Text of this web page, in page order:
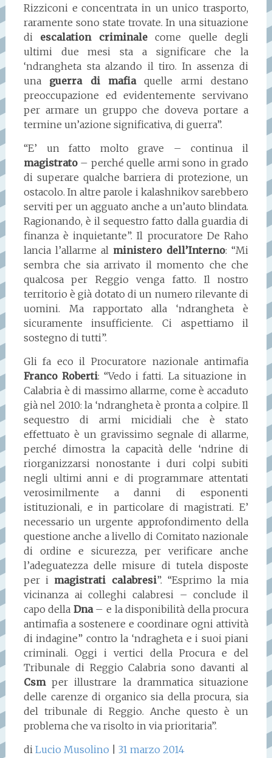
Rizziconi e concentrata in un unico trasporto,
raramente sono state trovate. In una situazione
diescalation criminalecome quelle degli
ultimi due mesi sta a significare che la
‘ndrangheta sta alzando il tiro. In assenza di
una guerra di mafiaquelle armi destano
preoccupazione ed evidentemente servivano
per armare un gruppo che doveva portare a
termine un’azione significativa, di guerra”.
“E’ un fatto molto grave – continua il
magistrato– perché quelle armi sono in grado
di superare qualche barriera di protezione, un
ostacolo. In altre parole i kalashnikov sarebbero
serviti per un agguato anche a un’auto blindata.
Ragionando, è il sequestro fatto dalla guardia di
finanza è inquietante”. Il procuratore De Raho
lancia l’allarme alministero dell’Interno: “Mi
sembra che sia arrivato il momento che che
qualcosa per Reggio venga fatto. Il nostro
territorio è già dotato di un numero rilevante di
uomini. Ma rapportato alla ‘ndrangheta è
sicuramente insufficiente. Ci aspettiamo il
sostegno di tutti”.
Gli fa eco il Procuratore nazionale antimafia
Franco Roberti: “Vedo i fatti. La situazione in
Calabria è di massimo allarme, come è accaduto
già nel 2010: la ‘ndrangheta è pronta a colpire. Il
sequestro di armi micidiali che è stato
effettuato è un gravissimo segnale di allarme,
perché dimostra la capacità delle ‘ndrine di
riorganizzarsi nonostante i duri colpi subiti
negli ultimi anni e di programmare attentati
verosimilmente a danni di esponenti
istituzionali, e in particolare di magistrati. E’
necessario un urgente approfondimento della
questione anche a livello di Comitato nazionale
di ordine e sicurezza, per verificare anche
l’adeguatezza delle misure di tutela disposte
per i magistrati calabresi”. “Esprimo la mia
vicinanza ai colleghi calabresi – conclude il
capo della Dna– e la disponibilità della procura
antimafia a sostenere e coordinare ogni attività
di indagine” contro la ‘ndragheta e i suoi piani
criminali. Oggi i vertici della Procura e del
Tribunale di Reggio Calabria sono davanti al
Csmper illustrare la drammatica situazione
delle carenze di organico sia della procura, sia
del tribunale di Reggio. Anche questo è un
problema che va risolto in via prioritaria”.
di Lucio Musolino 31 marzo 2014